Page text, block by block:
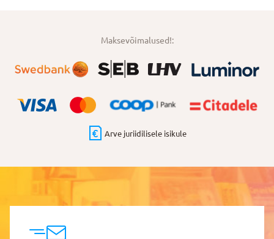
Maksevõimalused!:
Arve juriidilisele isikule